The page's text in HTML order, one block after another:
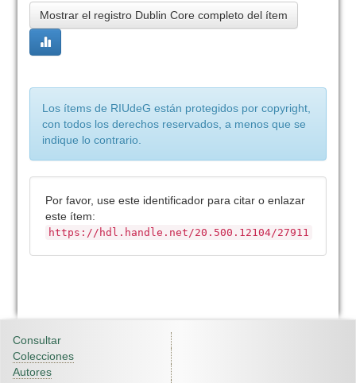
Mostrar el registro Dublin Core completo del ítem
Los ítems de RIUdeG están protegidos por copyright,
con todos los derechos reservados, a menos que se
indique lo contrario.
Por favor, use este identificador para citar o enlazar
este ítem:
https://hdl.handle.net/20.500.12104/27911
Consultar
Colecciones
Autores